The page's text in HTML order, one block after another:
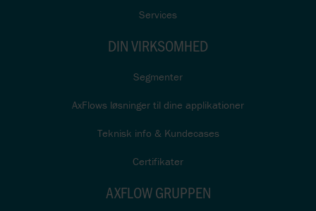
Services
DIN VIRKSOMHED
Segmenter
AxFlows løsninger til dine applikationer
Teknisk info & Kundecases
Certifikater
AXFLOW GRUPPEN